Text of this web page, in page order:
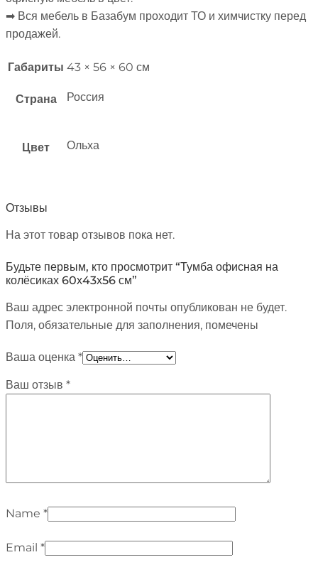
➡︎ Вся мебель в Базабум проходит ТО и химчистку перед
продажей.
Габариты 43 × 56 × 60 см
Страна Россия
Цвет Ольха
Отзывы
На этот товар отзывов пока нет.
Будьте первым, кто просмотрит “Тумба офисная на
колёсиках 60х43х56 см”
Ваш адрес электронной почты опубликован не будет.
Поля, обязательные для заполнения, помечены
Ваша оценка *
Ваш отзыв *
Name *
Email *